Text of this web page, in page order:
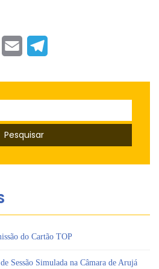
Twitter Email
do Cartão TOP
Sessão Simulada na Câmara de Arujá